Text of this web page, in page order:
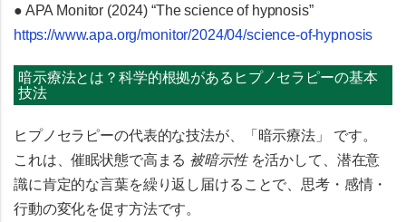
● APA Monitor (2024) “The science of hypnosis”
https://www.apa.org/monitor/2024/04/science-of-hypnosis
暗示療法とは？科学的根拠があるヒプノセラピーの基本
技法
ヒプノセラピーの代表的な技法が、 「暗示療法」
です。
これは、催眠状態で高まる 被暗示性を活かして、潜在意
識に肯定的な言葉を繰り返し届けることで、思考・感情・
行動の変化を促す方法です。